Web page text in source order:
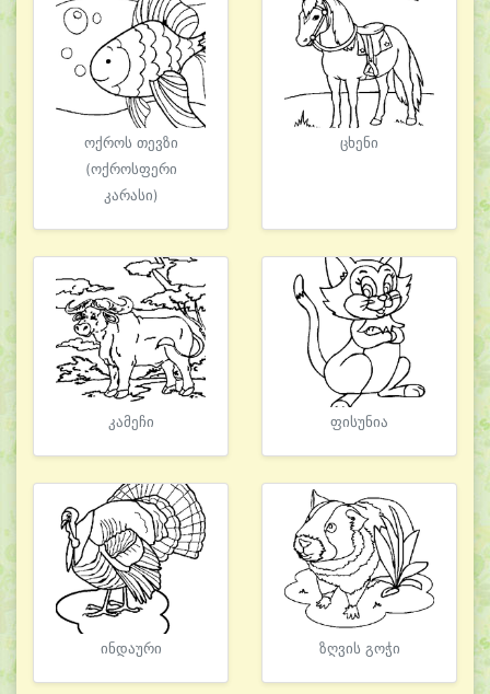
ოქროს თევზი
(ოქროსფერი
კარასი)
ცხენი
კამეჩი ფისუნია
ინდაური ზღვის გოჭი